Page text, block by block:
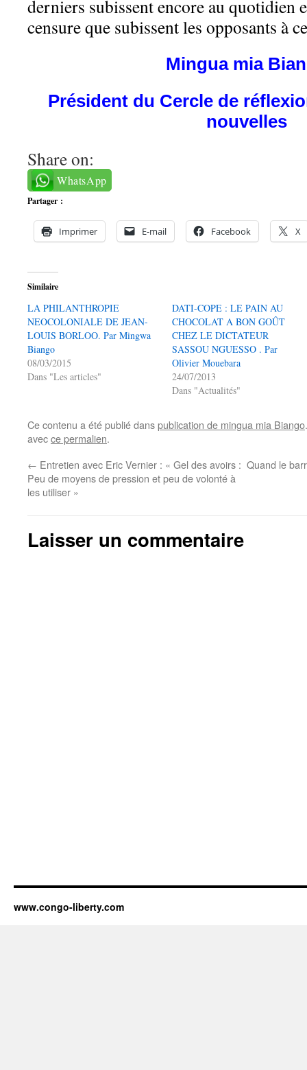
derniers subissent encore au quotidien
censure que subissent les opposants à
Mingua mia
Président du Cercle de
nouvelles
Share on:
WhatsApp
Partager :
Imprimer E-mail Facebook X
Similaire
LA PHILANTHROPIE
NEOCOLONIALE DE JEAN-
LOUIS BORLOO. Par Mingwa
Biango
08/03/2015
Dans "Les articles"
DATI-COPE : LE PAIN AU
CHOCOLAT A BON GOÛT
CHEZ LE DICTATEUR
SASSOU NGUESSO . Par
Olivier Mouebara
24/07/2013
Dans "Actualités"
Ce contenu a été publié danspublication de mingua mia Biango
avecce permalien.
← Entretien avec Eric Vernier : « Gel des avoirs :
Peu de moyens de pression et peu de volonté à
les utiliser »
Quand le
Laisser un commentaire
www.congo-liberty.com